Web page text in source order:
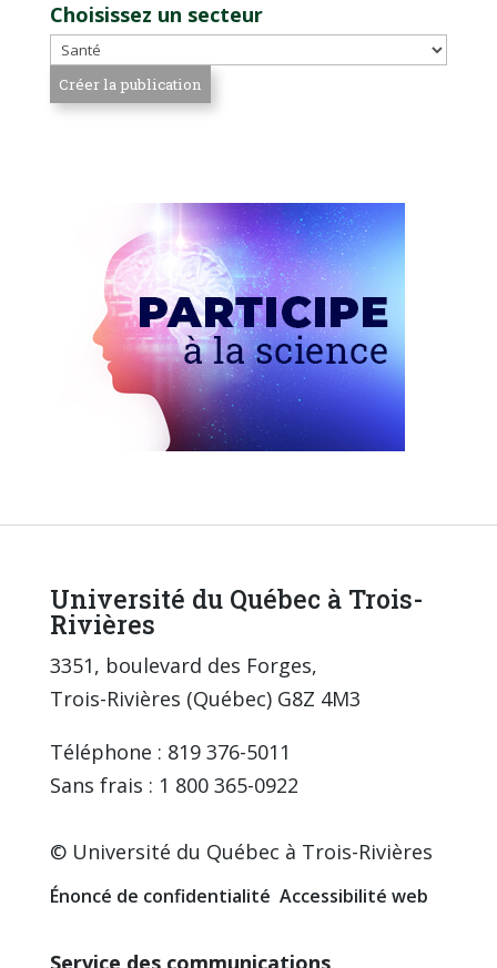
Choisissez un secteur
Université du Québec à Trois-
Rivières
3351, boulevard des Forges,
Trois-Rivières (Québec) G8Z 4M3
Téléphone : 819 376-5011
Sans frais : 1 800 365-0922
© Université du Québec à Trois-Rivières
Énoncé de confidentialité Accessibilité web
Service des communications